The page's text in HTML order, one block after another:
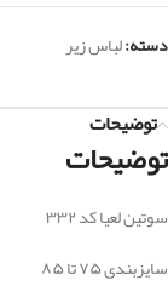
دسته:لباس زیر
توضیحات
توضیحات
سوتین لعیا کد ۳۳۲
سایزبندی ۷۵ تا ۸۵